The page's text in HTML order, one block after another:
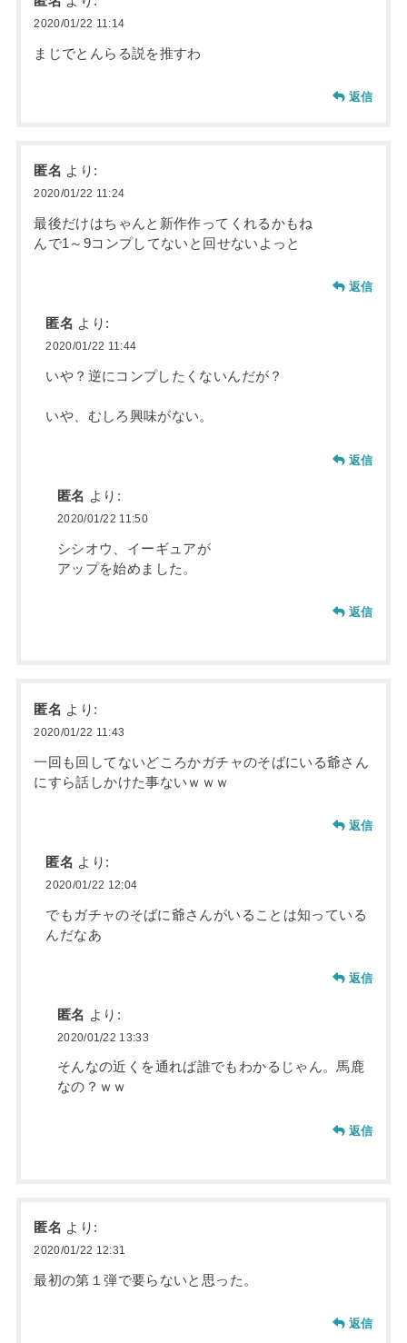
2020/01/22 11:14
まじでとんらる説を推すわ
返信
匿名 より:
2020/01/22 11:24
最後だけはちゃんと新作作ってくれるかもね
んで1～9コンプしてないと回せないよっと
返信
匿名 より:
2020/01/22 11:44
いや？逆にコンプしたくないんだが？
いや、むしろ興味がない。
返信
匿名 より:
2020/01/22 11:50
シシオウ、イーギュアが
アップを始めました。
返信
匿名 より:
2020/01/22 11:43
一回も回してないどころかガチャのそばにいる爺さん
にすら話しかけた事ないｗｗｗ
返信
匿名 より:
2020/01/22 12:04
でもガチャのそばに爺さんがいることは知っている
んだなあ
返信
匿名 より:
2020/01/22 13:33
そんなの近くを通れば誰でもわかるじゃん。馬鹿
なの？ｗｗ
返信
匿名 より:
2020/01/22 12:31
最初の第１弾で要らないと思った。
返信